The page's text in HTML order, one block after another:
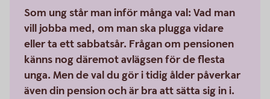
Som ung står man inför många val: Vad man
vill jobba med, om man ska plugga vidare
eller ta ett sabbatsår. Frågan om pensionen
känns nog däremot avlägsen för de flesta
unga. Men de val du gör i tidig ålder påverkar
även din pension och är bra att sätta sig in i.